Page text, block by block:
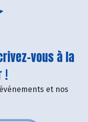
vous à la
!
et nos